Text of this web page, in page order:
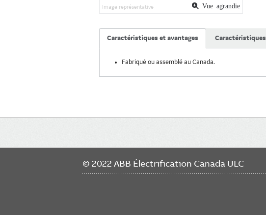
Vue agrandie
Image représentative
Caractéristiques et avantages Caractéristiques
Fabriqué ou assemblé au Canada.
navigation
© 2022 ABB Électrification Canada ULC